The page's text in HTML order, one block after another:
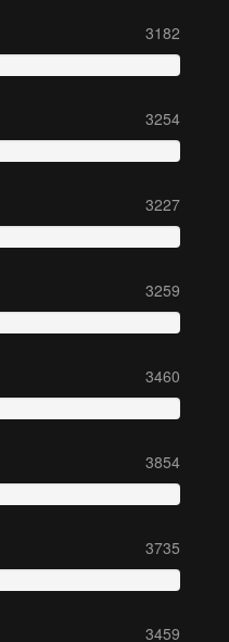
3182
3254
3227
3259
3460
3854
3735
3459